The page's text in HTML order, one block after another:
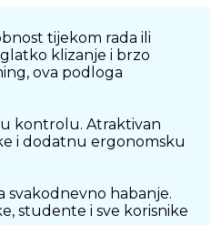
tijekom rada ili
klizanje i brzo
ova podloga
kontrolu. Atraktivan
i dodatnu ergonomsku
svakodnevno habanje.
studente i sve korisnike